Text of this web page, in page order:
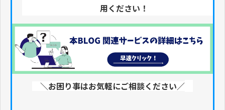
用ください！
＼お困り事はお気軽にご相談ください／